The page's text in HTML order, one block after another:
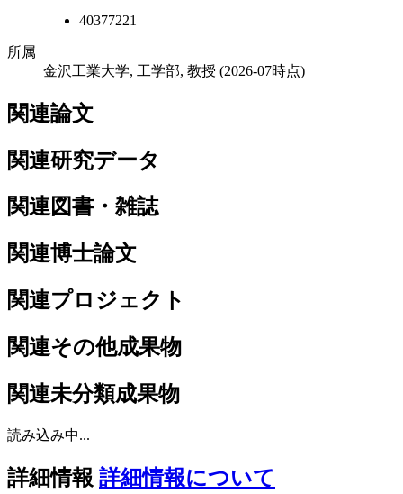
40377221
所属
金沢工業大学, 工学部, 教授 (2026-07時点)
関連論文
関連研究データ
関連図書・雑誌
関連博士論文
関連プロジェクト
関連その他成果物
関連未分類成果物
読み込み中...
詳細情報 詳細情報について